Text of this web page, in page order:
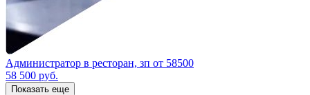
Администратор в ресторан, зп от 58500
58 500 руб.
Показать еще